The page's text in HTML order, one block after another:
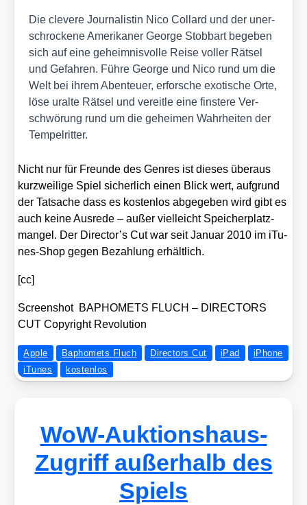
Die cle­ve­re Jour­na­lis­tin Nico Col­lard und der uner­
schro­cke­ne Ame­ri­ka­ner Geor­ge Stob­bart bege­ben
sich auf eine geheim­nis­vol­le Rei­se vol­ler Rät­sel
und Gefah­ren. Füh­re Geor­ge und Nico rund um die
Welt bei ihrem Aben­teu­er, erfor­sche exo­ti­sche Orte,
löse uralte Rät­sel und ver­eit­le eine fins­te­re Ver­
schwö­rung rund um die gehei­men Wahr­hei­ten der
Tem­pel­rit­ter.
Nicht nur für Freun­de des Gen­res ist die­ses über­aus
kurz­wei­li­ge Spiel sicher­lich einen Blick wert, auf­grund
der Tat­sa­che dass es kos­ten­los abge­ge­ben wird gibt es
auch kei­ne Aus­re­de – außer viel­leicht Spei­cher­platz­
man­gel. Der Director’s Cut war seit Janu­ar 2010 im iTu­
nes-Shop gegen Bezah­lung erhält­lich.
[cc]
Screen­shot BAPHOMETS FLUCH – DIRECTORS
CUT Copy­right Revo­lu­ti­on
Apple Baphomets Fluch Directors Cut iPad
iPhone
iTunes
kostenlos
WoW-Auktionshaus-
Zugriff außerhalb des
Spiels